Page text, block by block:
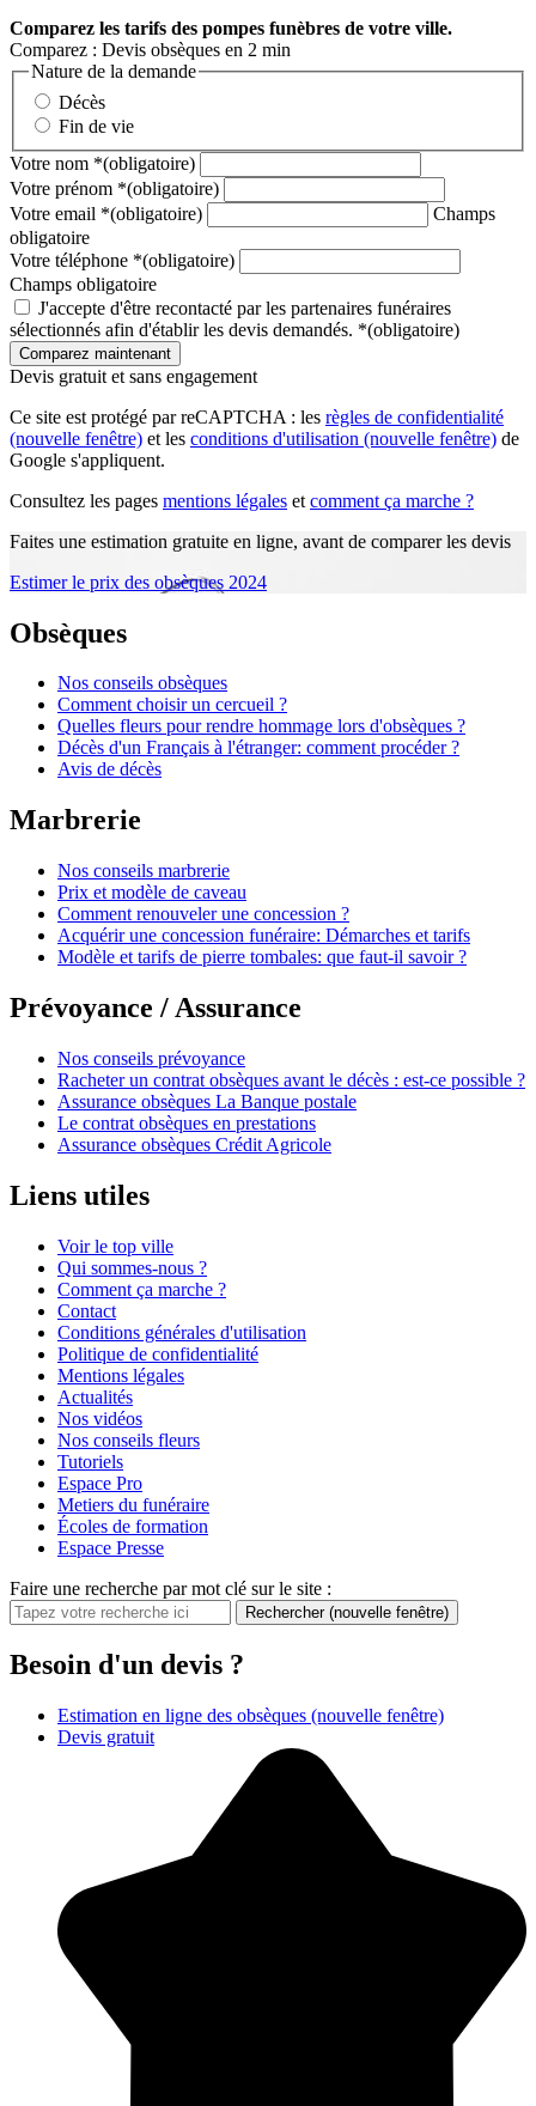
Comparez les tarifs des pompes funèbres de votre ville.
Comparez : Devis obsèques en 2 min
Nature de la demande
Décès
Fin de vie
Votre nom *(obligatoire)
Votre prénom *(obligatoire)
Votre email *(obligatoire)
Champs
obligatoire
Votre téléphone *(obligatoire)
Champs obligatoire
J'accepte d'être recontacté par les partenaires funéraires
sélectionnés afin d'établir les devis demandés. *(obligatoire)
Devis gratuit et sans engagement
Ce site est protégé par reCAPTCHA : les règles de confidentialité
(nouvelle fenêtre) et les conditions d'utilisation (nouvelle fenêtre) de
Google s'appliquent.
Consultez les pages mentions légales et comment ça marche ?
Faites une estimation gratuite en ligne, avant de comparer les devis
Estimer le prix des obsèques 2024
Obsèques
Nos conseils obsèques
Comment choisir un cercueil ?
Quelles fleurs pour rendre hommage lors d'obsèques ?
Décès d'un Français à l'étranger: comment procéder ?
Avis de décès
Marbrerie
Nos conseils marbrerie
Prix et modèle de caveau
Comment renouveler une concession ?
Acquérir une concession funéraire: Démarches et tarifs
Modèle et tarifs de pierre tombales: que faut-il savoir ?
Prévoyance / Assurance
Nos conseils prévoyance
Racheter un contrat obsèques avant le décès : est-ce possible ?
Assurance obsèques La Banque postale
Le contrat obsèques en prestations
Assurance obsèques Crédit Agricole
Liens utiles
Voir le top ville
Qui sommes-nous ?
Comment ça marche ?
Contact
Conditions générales d'utilisation
Politique de confidentialité
Mentions légales
Actualités
Nos vidéos
Nos conseils fleurs
Tutoriels
Espace Pro
Metiers du funéraire
Écoles de formation
Espace Presse
Faire une recherche par mot clé sur le site :
Rechercher (nouvelle fenêtre)
Besoin d'un devis ?
Estimation en ligne des obsèques (nouvelle fenêtre)
Devis gratuit